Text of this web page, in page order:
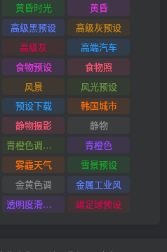
黄昏时光
黄昏
高级黑预设
高级灰预设
高级灰
高端汽车
食物预设
食物照
风景
风光预设
预设下载
韩国城市
静物摄影
静物
青橙色调预设
青橙色
雾霾天气
雪景预设
金黄色调
金属工业风
透明度滑块插件 踢足球预设